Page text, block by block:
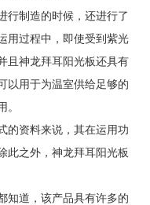
行制造的时候，还进行了
用过程中，即使受到紫光
且神龙拜耳阳光板还具有
以用于为温室供给足够的
的资料来说，其在运用功
此之外，神龙拜耳阳光板
知道，该产品具有许多的